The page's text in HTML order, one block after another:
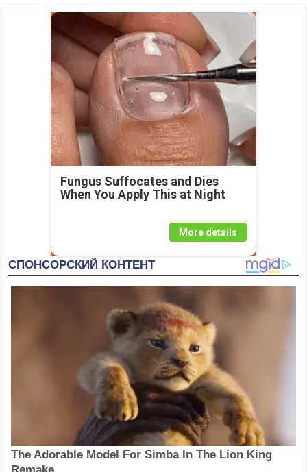
Fungus Suffocates and Dies
When You Apply This at Night
More details